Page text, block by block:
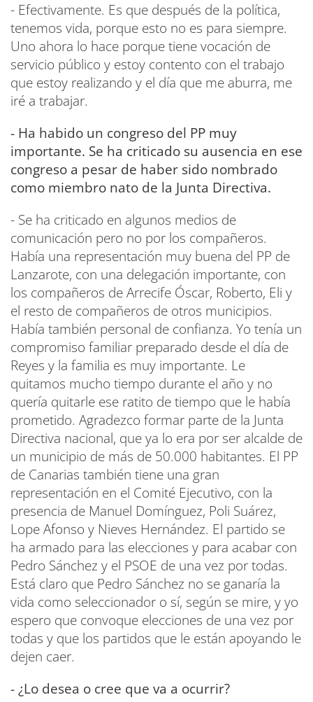
- Efectivamente. Es que después de la política,
tenemos vida, porque esto no es para siempre.
Uno ahora lo hace porque tiene vocación de
servicio público y estoy contento con el trabajo
que estoy realizando y el día que me aburra, me
iré a trabajar.
- Ha habido un congreso del PP muy
importante. Se ha criticado su ausencia en ese
congreso a pesar de haber sido nombrado
como miembro nato de la Junta Directiva.
- Se ha criticado en algunos medios de
comunicación pero no por los compañeros.
Había una representación muy buena del PP de
Lanzarote, con una delegación importante, con
los compañeros de Arrecife Óscar, Roberto, Eli y
el resto de compañeros de otros municipios.
Había también personal de confianza. Yo tenía un
compromiso familiar preparado desde el día de
Reyes y la familia es muy importante. Le
quitamos mucho tiempo durante el año y no
quería quitarle ese ratito de tiempo que le había
prometido. Agradezco formar parte de la Junta
Directiva nacional, que ya lo era por ser alcalde de
un municipio de más de 50.000 habitantes. El PP
de Canarias también tiene una gran
representación en el Comité Ejecutivo, con la
presencia de Manuel Domínguez, Poli Suárez,
Lope Afonso y Nieves Hernández. El partido se
ha armado para las elecciones y para acabar con
Pedro Sánchez y el PSOE de una vez por todas.
Está claro que Pedro Sánchez no se ganaría la
vida como seleccionador o sí, según se mire, y yo
espero que convoque elecciones de una vez por
todas y que los partidos que le están apoyando le
dejen caer.
- ¿Lo desea o cree que va a ocurrir?